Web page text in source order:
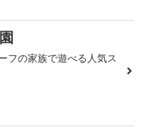
フの家族で遊べる人気ス